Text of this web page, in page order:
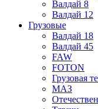
Валдай 8
Валдай 12
Грузовые
Валдай 18
Валдай 45
FAW
FOTON
Грузовая
МАЗ